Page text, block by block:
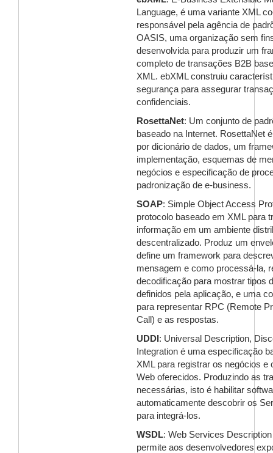
Language, é uma variante XML
responsável pela agência de
OASIS, uma organização sem
desenvolvida para produzir um
completo de transações B2B
XML. ebXML construiu
segurança para assegurar
confidenciais.
RosettaNet: Um conjunto de
baseado na Internet. RosettaNet
por dicionário de dados, um
implementação, esquemas de
negócios e especificação de
padronização de e-business.
SOAP: Simple Object Access
protocolo baseado em XML para
informação em um ambiente
descentralizado. Produz um
define um framework para
mensagem e como processá-la,
decodificação para mostrar tipos
definidos pela aplicação, e uma
para representar RPC (Remote
Call) e as respostas.
UDDI : Universal Description,
Integration é uma especificação
XML para registrar os negócios e
Web oferecidos. Produzindo as
necessárias, isto é habilitar
automaticamente descobrir os
para integrá-los.
WSDL: Web Services
permite aos desenvolvedores